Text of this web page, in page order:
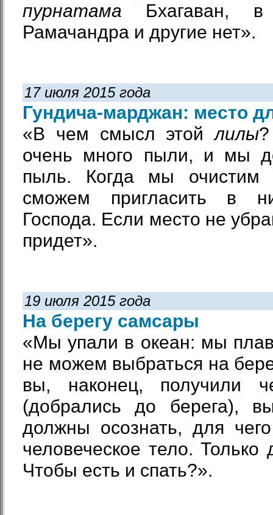
пурнатама Бхагаван,
Рамачандра и другие нет».
17 июля 2015 года
Гундича-марджан: место
«В чем смысл этойлилы
очень много пыли, и мы
пыль. Когда мы очистим
сможем пригласить в
Господа. Если место не
придет».
19 июля 2015 года
На берегу самсары
«Мы упали в океан: мы
не можем выбраться на
вы, наконец, получили
(добрались до берега),
должны осознать, для
человеческое тело. Только
Чтобы есть и спать?».